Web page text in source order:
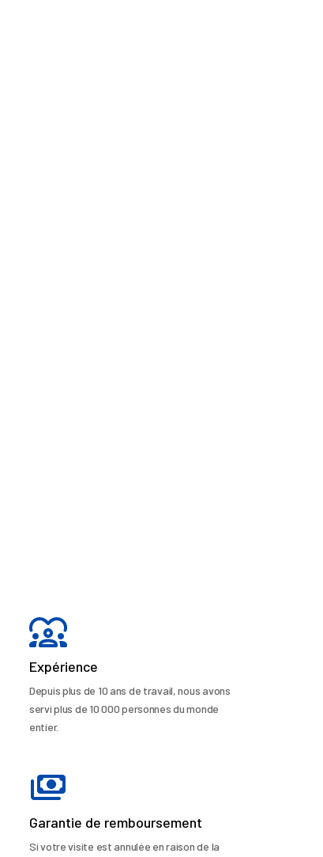
Expérience
Depuis plus de 10 ans de travail, nous avons
servi plus de 10 000 personnes du monde
entier.
Garantie de remboursement
Si votre visite est annulée en raison de la